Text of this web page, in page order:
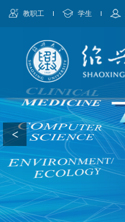
教职工 学生
<